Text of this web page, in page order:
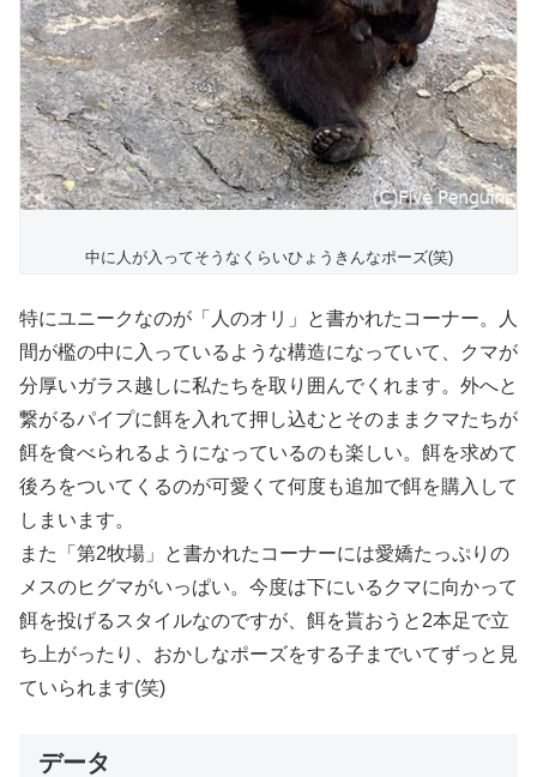
中に人が入ってそうなくらいひょうきんなポーズ(笑)
特にユニークなのが「人のオリ」と書かれたコーナー。人
間が檻の中に入っているような構造になっていて、クマが
分厚いガラス越しに私たちを取り囲んでくれます。外へと
繋がるパイプに餌を入れて押し込むとそのままクマたちが
餌を食べられるようになっているのも楽しい。餌を求めて
後ろをついてくるのが可愛くて何度も追加で餌を購入して
しまいます。
また「第2牧場」と書かれたコーナーには愛嬌たっぷりの
メスのヒグマがいっぱい。今度は下にいるクマに向かって
餌を投げるスタイルなのですが、餌を貰おうと2本足で立
ち上がったり、おかしなポーズをする子までいてずっと見
ていられます(笑)
データ